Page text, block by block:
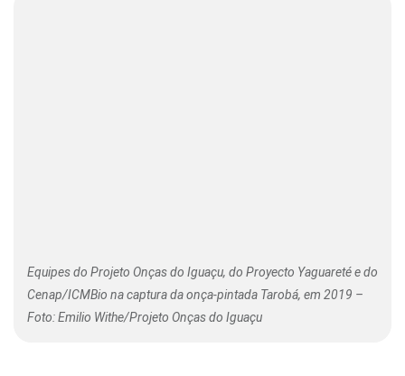
Equipes do Projeto Onças do Iguaçu, do Proyecto Yaguareté e do
Cenap/ICMBio na captura da onça-pintada Tarobá, em 2019 –
Foto: Emilio Withe/Projeto Onças do Iguaçu